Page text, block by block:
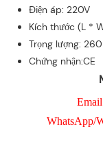
Điện áp: 220V
Kích thước (L *
Trọng lượng:
Chứng nhận:CE
WhatsApp/